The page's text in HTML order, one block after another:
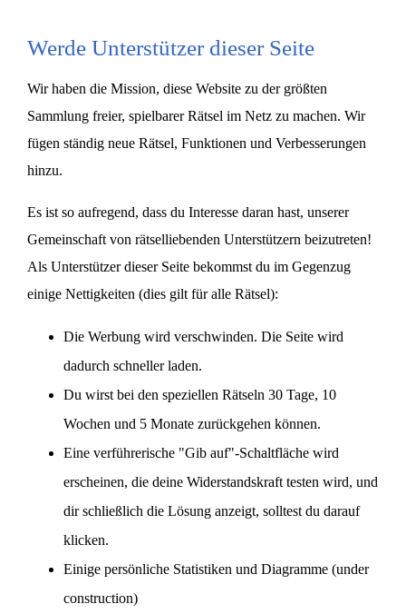
Werde Unterstützer dieser Seite
Wir haben die Mission, diese Website zu der größten
Sammlung freier, spielbarer Rätsel im Netz zu machen. Wir
fügen ständig neue Rätsel, Funktionen und Verbesserungen
hinzu.
Es ist so aufregend, dass du Interesse daran hast, unserer
Gemeinschaft von rätselliebenden Unterstützern beizutreten!
Als Unterstützer dieser Seite bekommst du im Gegenzug
einige Nettigkeiten (dies gilt für alle Rätsel):
Die Werbung wird verschwinden. Die Seite wird
dadurch schneller laden.
Du wirst bei den speziellen Rätseln 30 Tage, 10
Wochen und 5 Monate zurückgehen können.
Eine verführerische "Gib auf"-Schaltfläche wird
erscheinen, die deine Widerstandskraft testen wird, und
dir schließlich die Lösung anzeigt, solltest du darauf
klicken.
Einige persönliche Statistiken und Diagramme (under
construction)